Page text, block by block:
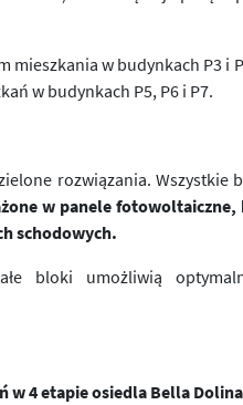
mieszkania w budynkach P3 i
w budynkach P5, P6 i P7.
rozwiązania. Wszystkie
w panele
schodowych.
bloki umożliwią
w 4 etapie osiedla Bella